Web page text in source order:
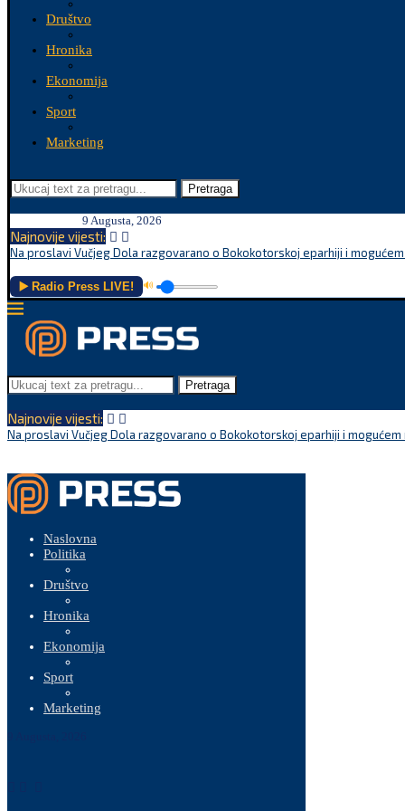
Društvo
Hronika
Ekonomija
Sport
Marketing
Pretraga
9 Augusta, 2026
Najnovije vijesti:
Na proslavi Vučjeg Dola razgovarano o Bokokotorskoj eparhiji i
▶️ Radio Press LIVE! 🔊
Pretraga
Najnovije vijesti:
Na proslavi Vučjeg Dola razgovarano o Bokokotorskoj eparhiji i mogućem
Naslovna
Politika
Društvo
Hronika
Ekonomija
Sport
Marketing